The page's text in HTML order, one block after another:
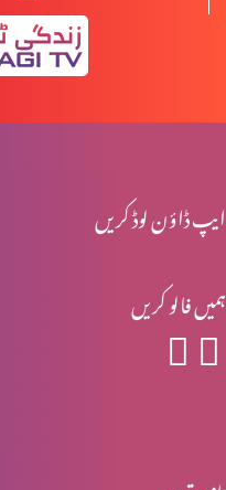
مسیح کی پرستش تاریخ
اخلاقی احتساب:
اخلاقی احتساب: حقیقیایپ ڈاؤن لوڈ کریں
ہمیں فالو کریں